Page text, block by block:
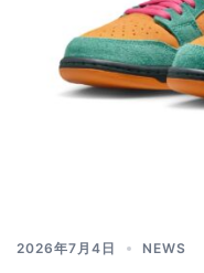
2026年7月4日 NEWS